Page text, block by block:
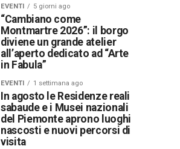
EVENTI 5 giorni ago
“Cambiano come
Montmartre 2026”: il borgo
diviene un grande atelier
all’aperto dedicato ad “Arte
in Fabula”
EVENTI 1 settimana ago
In agosto le Residenze reali
sabaude e i Musei nazionali
del Piemonte aprono luoghi
nascosti e nuovi percorsi di
visita